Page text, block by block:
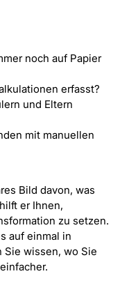
noch auf Papier
erfasst?
und Eltern
mit manuellen
Bild davon, was
er Ihnen,
zu setzen.
auf einmal in
Sie wissen, wo Sie